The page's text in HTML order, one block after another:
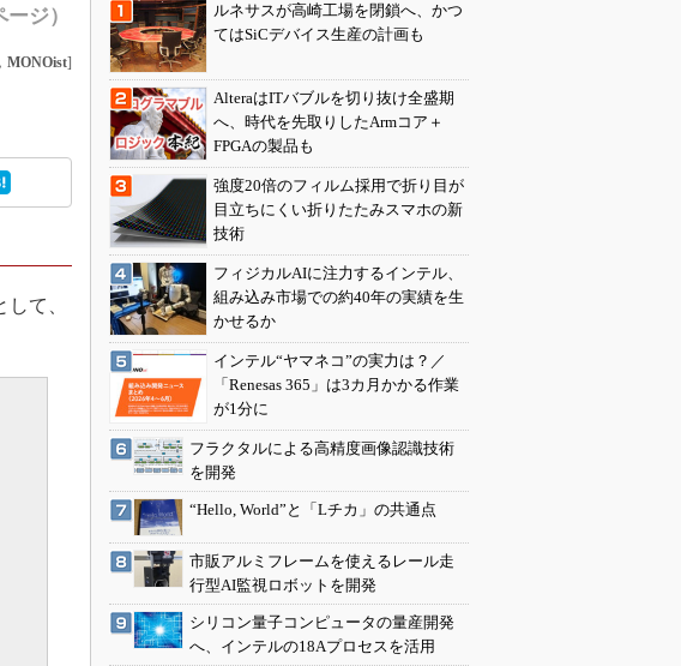
ージ）
， MONOist]
て、
ルネサスが高崎工場を閉鎖へ、かつ
てはSiCデバイス生産の計画も
AlteraはITバブルを切り抜け全盛期
へ、時代を先取りしたArmコア＋
FPGAの製品も
強度20倍のフィルム採用で折り目が
目立ちにくい折りたたみスマホの新
技術
フィジカルAIに注力するインテル、
組み込み市場での約40年の実績を生
かせるか
インテル“ヤマネコ”の実力は？／
「Renesas 365」は3カ月かかる作業
が1分に
フラクタルによる高精度画像認識技術
を開発
“Hello, World”と「Lチカ」の共通点
市販アルミフレームを使えるレール走
行型AI監視ロボットを開発
シリコン量子コンピュータの量産開発
へ、インテルの18Aプロセスを活用